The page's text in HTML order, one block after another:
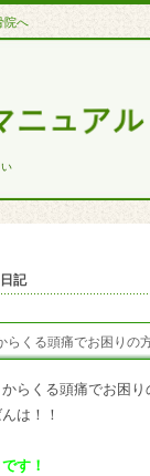
院へ
記
らくる頭痛でお困りの
らくる頭痛でお困
は！！
す！